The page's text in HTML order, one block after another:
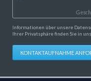
Informationen über unsere
Ihrer Privatsphäre finden Sie in
KONTAKTAUFNAHME